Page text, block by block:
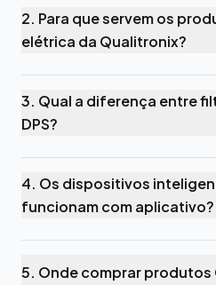
2. Para que servem os
elétrica da Qualitronix?
3. Qual a diferença entre
DPS?
4. Os dispositivos
funcionam com aplicativo?
5. Onde comprar produtos